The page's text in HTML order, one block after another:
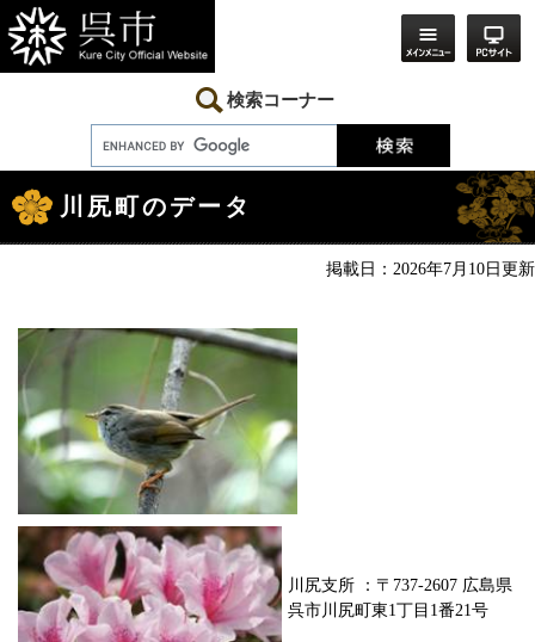
ー
ジ
の
ニ
ュ
ー
本
へ
検索コーナー
文
川尻町のデータ
掲載日：2026年7月10日更新
川尻支所 ：〒737-2607 広島県
呉市川尻町東1丁目1番21号